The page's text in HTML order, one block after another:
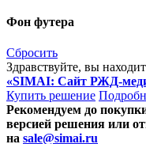
Фон футера
Сбросить
Здравствуйте, вы
«SIMAI: Сайт РЖД-
Купить решение
Рекомендуем до
версией решения или
на sale@simai.ru